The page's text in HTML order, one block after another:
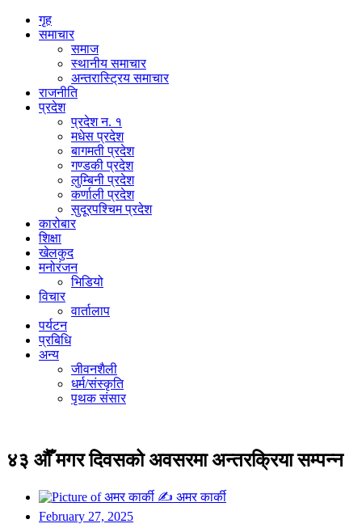
गृह
समाचार
समाज
स्थानीय समाचार
अन्तरास्ट्रिय समाचार
राजनीति
प्रदेश
प्रदेश न. १
मधेस प्रदेश
बागमती प्रदेश
गण्डकी प्रदेश
लुम्बिनी प्रदेश
कर्णाली प्रदेश
सुदूरपश्चिम प्रदेश
कारोबार
शिक्षा
खेलकुद
मनोरंजन
भिडियो
विचार
वार्तालाप
पर्यटन
प्रबिधि
अन्य
जीवनशैली
धर्म/संस्कृति
पृथक संसार
४३ औँ मगर दिवसको अवसरमा अन्तरक्रिया सम्पन्न
✍ अमर कार्की
February 27, 2025